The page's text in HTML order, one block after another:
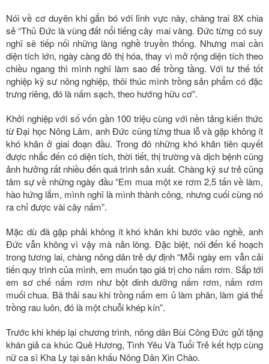
Nói về cơ duyên khi gắn bó với lĩnh vực này, chàng trai 8X chia
sẻ “Thủ Đức là vùng đất nổi tiếng cây mai vàng. Đức từng có suy
nghĩ sẽ tiếp nối những làng nghề truyền thống. Nhưng mai cần
diện tích lớn, ngày càng đô thị hóa, thay vì mở rộng diện tích theo
chiều ngang thì mình nghĩ làm sao để trồng tầng. Với tư thế tốt
nghiệp kỹ sư nông nghiệp, thôi thúc mình trồng sản phẩm có đặc
trưng riêng, đó là nấm sạch, theo hướng hữu cơ”.
Khởi nghiệp với số vốn gần 100 triệu cùng với nền tảng kiến thức
từ Đại học Nông Lâm, anh Đức cũng từng thua lỗ và gặp không ít
khó khăn ở giai đoạn đầu. Trong đó những khó khăn tiên quyết
được nhắc đến có diện tích, thời tiết, thị trường và dịch bệnh cũng
ảnh hưởng rất nhiều đến quá trình sản xuất. Chàng kỹ sư trẻ cũng
tâm sự về những ngày đầu “Em mua một xe rơm 2,5 tấn về làm,
hào hứng lắm, mình nghĩ là mình thành công, nhưng cuối cùng nó
ra chỉ được vài cây nấm”.
Mặc dù đã gặp phải không ít khó khăn khi bước vào nghề, anh
Đức vẫn không vì vậy mà nản lòng. Đặc biệt, nói đến kế hoạch
trong tương lai, chàng nông dân trẻ dự định “Mỗi ngày em vẫn cải
tiến quy trình của mình, em muốn tạo giá trị cho nấm rơm. Sắp tới
em sơ chế nấm rơm như bột dinh dưỡng nấm rơm, nấm rơm
muối chua. Bã thải sau khi trồng nấm em ủ làm phân, làm giá thể
trồng rau luôn, đó là một chuỗi khép kín”.
Trước khi khép lại chương trình, nông dân Bùi Công Đức gửi tặng
khán giả ca khúc Quê Hương, Tình Yêu Và Tuổi Trẻ kết hợp cùng
nữ ca sĩ Kha Ly tại sân khấu Nông Dân Xin Chào.­­